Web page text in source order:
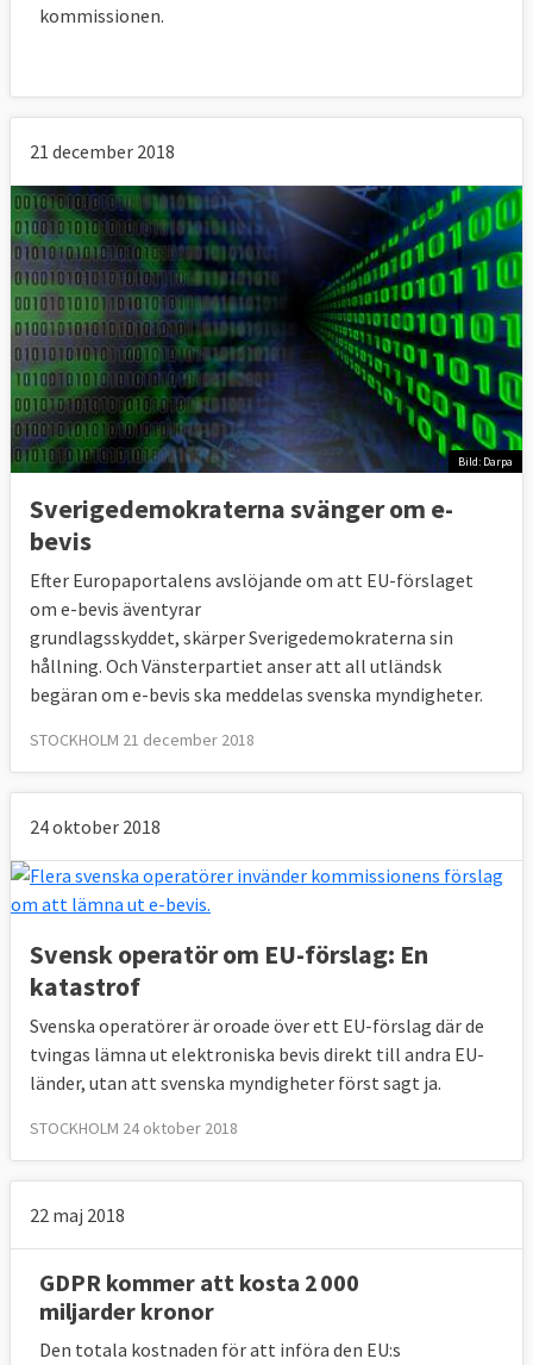
kommissionen.
21 december 2018
Bild: Darpa
Sverigedemokraterna svänger om e-
bevis
Efter Europaportalens avslöjande om att EU-förslaget
om e-bevis äventyrar
grundlagsskyddet, skärper Sverigedemokraterna sin
hållning. Och Vänsterpartiet anser att all utländsk
begäran om e-bevis ska meddelas svenska myndigheter.
STOCKHOLM 21 december 2018
24 oktober 2018
Svensk operatör om EU-förslag: En
katastrof
Svenska operatörer är oroade över ett EU-förslag där de
tvingas lämna ut elektroniska bevis direkt till andra EU-
länder, utan att svenska myndigheter först sagt ja.
STOCKHOLM 24 oktober 2018
22 maj 2018
GDPR kommer att kosta 2 000
miljarder kronor
Den totala kostnaden för att införa den EU:s